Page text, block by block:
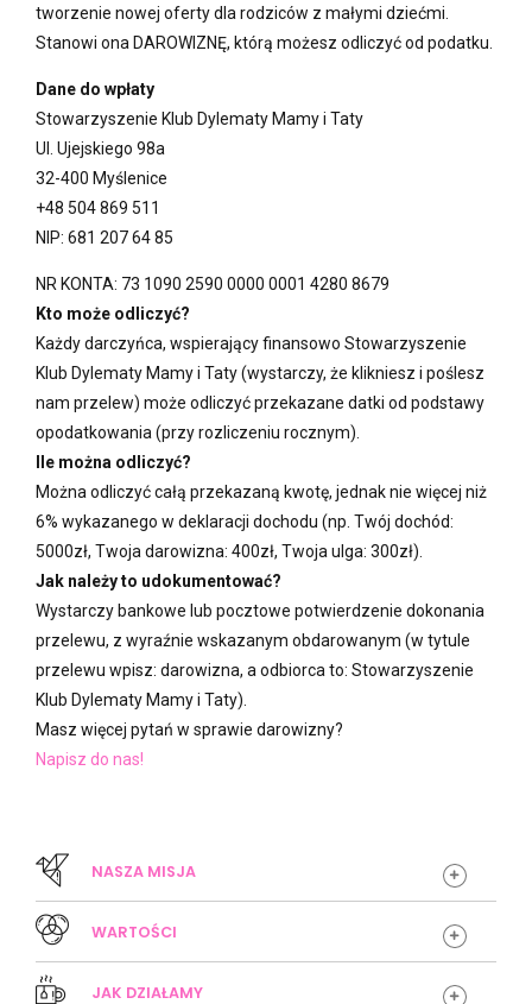
tworzenie nowej oferty dla rodziców z małymi dziećmi.
Stanowi ona DAROWIZNĘ, którą możesz odliczyć od podatku.
Dane do wpłaty
Stowarzyszenie Klub Dylematy Mamy i Taty
Ul. Ujejskiego 98a
32-400 Myślenice
+48 504 869 511
NIP: 681 207 64 85
NR KONTA: 73 1090 2590 0000 0001 4280 8679
Kto może odliczyć?
Każdy darczyńca, wspierający finansowo Stowarzyszenie
Klub Dylematy Mamy i Taty (wystarczy, że klikniesz i poślesz
nam przelew) może odliczyć przekazane datki od podstawy
opodatkowania (przy rozliczeniu rocznym).
Ile można odliczyć?
Można odliczyć całą przekazaną kwotę, jednak nie więcej niż
6% wykazanego w deklaracji dochodu (np. Twój dochód:
5000zł, Twoja darowizna: 400zł, Twoja ulga: 300zł).
Jak należy to udokumentować?
Wystarczy bankowe lub pocztowe potwierdzenie dokonania
przelewu, z wyraźnie wskazanym obdarowanym (w tytule
przelewu wpisz: darowizna, a odbiorca to: Stowarzyszenie
Klub Dylematy Mamy i Taty).
Masz więcej pytań w sprawie darowizny?
Napisz do nas!
NASZA MISJA
WARTOŚCI
JAK DZIAŁAMY